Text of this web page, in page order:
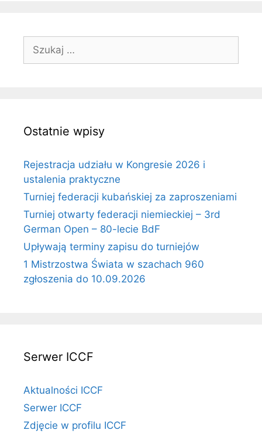
Ostatnie wpisy
Rejestracja udziału w Kongresie 2026 i
ustalenia praktyczne
Turniej federacji kubańskiej za zaproszeniami
Turniej otwarty federacji niemieckiej – 3rd
German Open – 80-lecie BdF
Upływają terminy zapisu do turniejów
1 Mistrzostwa Świata w szachach 960
zgłoszenia do 10.09.2026
Serwer ICCF
Aktualności ICCF
Serwer ICCF
Zdjęcie w profilu ICCF